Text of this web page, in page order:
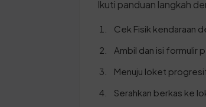
Ikuti panduan langkah
Cek Fisik kendaraan
Ambil dan isi formulir
Menuju loket
Serahkan berkas ke